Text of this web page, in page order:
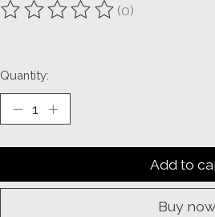
The rating of this product is
(0)
Quantity:
Add to
Buy now